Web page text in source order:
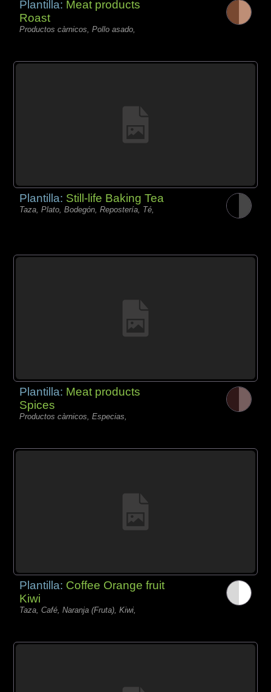
Plantilla: Meat products
Roast
Productos càrnicos, Pollo asado,
Plantilla: Still-life Baking Tea
Taza, Plato, Bodegón, Repostería, Té,
Plantilla: Meat products
Spices
Productos càrnicos, Especias,
Plantilla: Coffee Orange fruit
Kiwi
Taza, Café, Naranja (Fruta), Kiwi,